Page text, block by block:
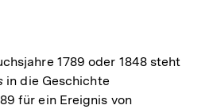
1789 oder 1848 steht
in die Geschichte
für ein Ereignis von